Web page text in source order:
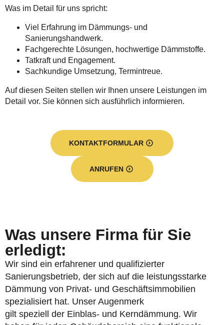
Was im Detail für uns spricht:
Viel Erfahrung im Dämmungs- und
Sanierungshandwerk.
Fachgerechte Lösungen, hochwertige Dämmstoffe.
Tatkraft und Engagement.
Sachkundige Umsetzung, Termintreue.
Auf diesen Seiten stellen wir Ihnen unsere Leistungen im
Detail vor. Sie können sich ausführlich informieren.
KONTAKTFORMULAR
ANRUFEN
Was unsere Firma für Sie
erledigt:
Wir sind ein erfahrener und qualifizierter
Sanierungsbetrieb, der sich auf die leistungsstarke
Dämmung von Privat- und Geschäftsimmobilien
spezialisiert hat. Unser Augenmerk
gilt speziell der Einblas- und Kerndämmung. Wir